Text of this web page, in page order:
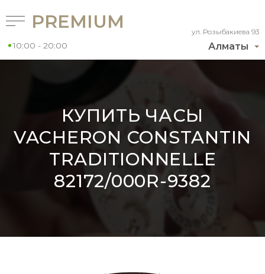
Алматы
ул. Розыбакиева 93
PREMIUM
10:00 - 20:00
КУПИТЬ ЧАСЫ
VACHERON CONSTANTIN
TRADITIONNELLE
82172/000R-9382